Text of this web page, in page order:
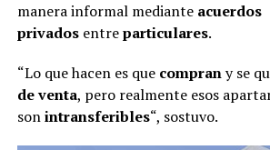
manera informal mediante acuerdos
privadosentreparticulares.
“Lo que hacen es que comprany se
de venta, pero realmente esos
sonintransferibles“, sostuvo.